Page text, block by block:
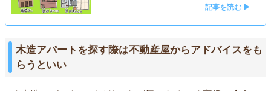
記事を読む ▶
木造アパートを探す際は不動産屋からアドバイスをも
らうといい